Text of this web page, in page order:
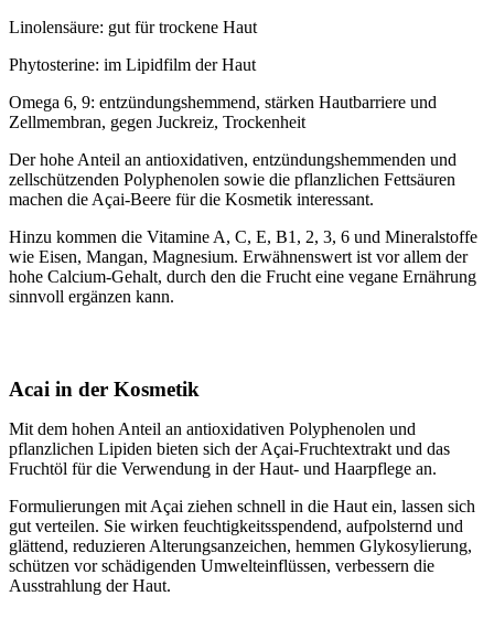
Linolensäure: gut für trockene Haut
Phytosterine: im Lipidfilm der Haut
Omega 6, 9: entzündungshemmend, stärken Hautbarriere und
Zellmembran, gegen Juckreiz, Trockenheit
Der hohe Anteil an antioxidativen, entzündungshemmenden und
zellschützenden Polyphenolen sowie die pflanzlichen Fettsäuren
machen die Açai-Beere für die Kosmetik interessant.
Hinzu kommen die Vitamine A, C, E, B1, 2, 3, 6 und Mineralstoffe
wie Eisen, Mangan, Magnesium. Erwähnenswert ist vor allem der
hohe Calcium-Gehalt, durch den die Frucht eine vegane Ernährung
sinnvoll ergänzen kann.
Acai in der Kosmetik
Mit dem hohen Anteil an antioxidativen Polyphenolen und
pflanzlichen Lipiden bieten sich der Açai-Fruchtextrakt und das
Fruchtöl für die Verwendung in der Haut- und Haarpflege an.
Formulierungen mit Açai ziehen schnell in die Haut ein, lassen sich
gut verteilen. Sie wirken feuchtigkeitsspendend, aufpolsternd und
glättend, reduzieren Alterungsanzeichen, hemmen Glykosylierung,
schützen vor schädigenden Umwelteinflüssen, verbessern die
Ausstrahlung der Haut.